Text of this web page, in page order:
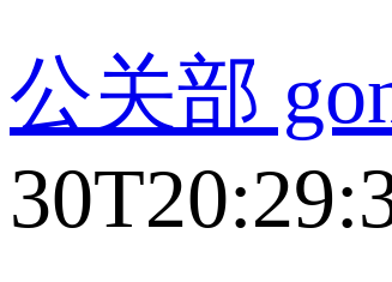
公关部